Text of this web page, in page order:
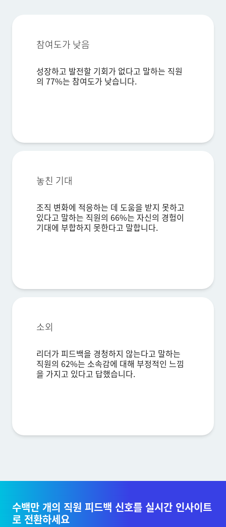
데모 요청
전화번호*
Privacy
Optin
본 정보를 제공함으로써, 당사개인정보 정책에 따라 귀하의 개인정보를
처리하는 것에 동의하게 됩니다.
참여도가 낮음
성장하고 발전할 기회가 없다고 말하는 직원
의 77%는 참여도가 낮습니다.
놓친 기대
조직 변화에 적응하는 데 도움을 받지 못하고
있다고 말하는 직원의 66%는 자신의 경험이
기대에 부합하지 못한다고 말합니다.
소외
리더가 피드백을 경청하지 않는다고 말하는
직원의 62%는 소속감에 대해 부정적인 느낌
을 가지고 있다고 답했습니다.
수백만 개의 직원 피드백 신호를 실시간 인사이트
로 전환하세요